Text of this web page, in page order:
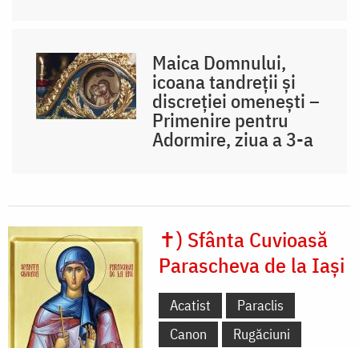
Maica Domnului,
icoana tandreții și
discreției omenești –
Primenire pentru
Adormire, ziua a 3-a
✝) Sfânta Cuvioasă
Parascheva de la Iași
Acatist
Paraclis
Canon
Rugăciuni